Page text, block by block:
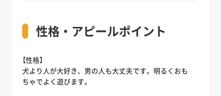
性格・アピールポイント
【性格】
犬より人が大好き、男の人も大丈夫です。明るくおも
ちゃでよく遊びます。